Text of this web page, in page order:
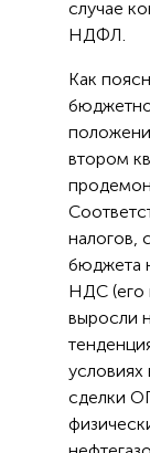
случае
НДФЛ.
Как
втором
налогов,
бюджета
НДС (его
выросли
условиях
сделки